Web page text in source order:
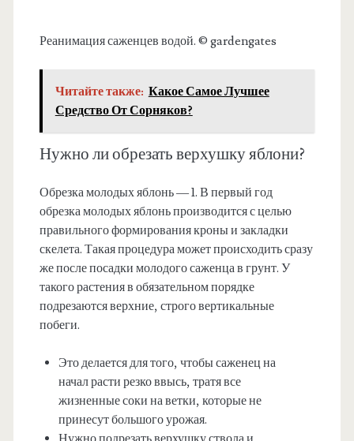
Реанимация саженцев водой. © gardengates
Читайте также: Какое Самое Лучшее
Средство От Сорняков?
Нужно ли обрезать верхушку яблони?
Обрезка молодых яблонь — 1. В первый год
обрезка молодых яблонь производится с целью
правильного формирования кроны и закладки
скелета. Такая процедура может происходить сразу
же после посадки молодого саженца в грунт. У
такого растения в обязательном порядке
подрезаются верхние, строго вертикальные
побеги.
Это делается для того, чтобы саженец на
начал расти резко ввысь, тратя все
жизненные соки на ветки, которые не
принесут большого урожая.